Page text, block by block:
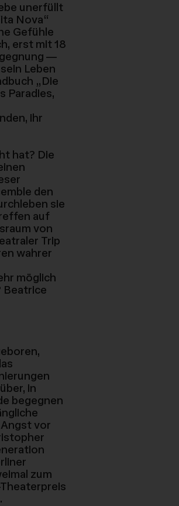
unerfüllt
Nova“
Gefühle
erst mit 18
—
Leben
„Die
Paradies,
ihr
hat? Die
den
sie
auf
von
Trip
wahrer
möglich
Beatrice
in
begegnen
vor
zum